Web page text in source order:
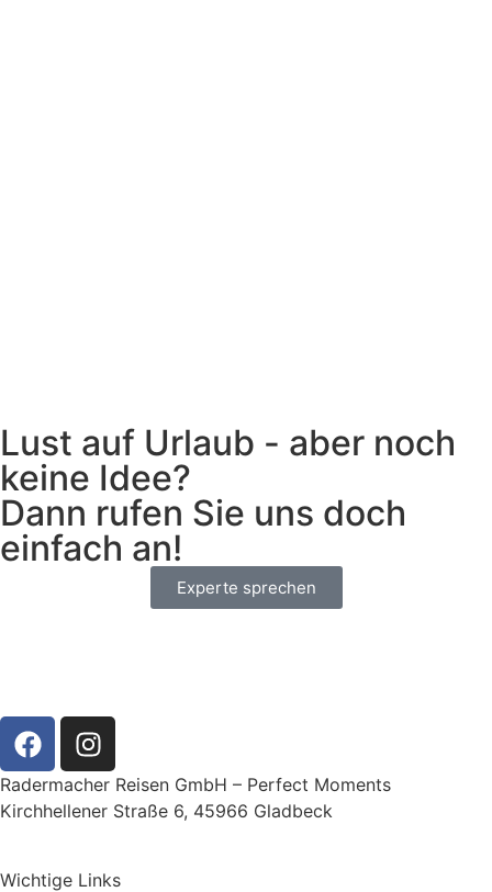
Lust auf Urlaub - aber noch
keine Idee?
Dann rufen Sie uns doch
einfach an!
Experte sprechen
Radermacher Reisen GmbH – Perfect Moments
Kirchhellener Straße 6, 45966 Gladbeck
Wichtige Links